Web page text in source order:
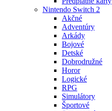
Nintendo Switch 2
Akčné
Adventúry
Arkády
Bojové
Detské
Dobrodružné
Horor
Logické
RPG
Simulátory
Športové